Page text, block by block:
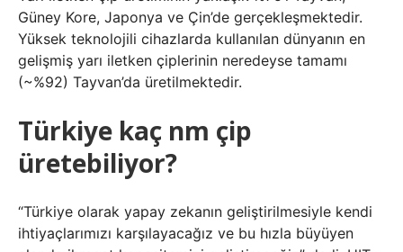
Güney Kore, Japonya ve Çin’de gerçekleşmektedir.
Yüksek teknolojili cihazlarda kullanılan dünyanın en
gelişmiş yarı iletken çiplerinin neredeyse tamamı
(~%92) Tayvan’da üretilmektedir.
Türkiye kaç nm çip
üretebiliyor?
“Türkiye olarak yapay zekanın geliştirilmesiyle kendi
ihtiyaçlarımızı karşılayacağız ve bu hızla büyüyen